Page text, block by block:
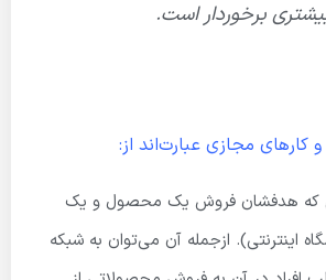
برخوردار است.
کارهای مجازی عبارت‌اند از:
که هدفشان فروش یک محصول و یک
اینترنتی). ازجمله آن می‌توان به شبکه